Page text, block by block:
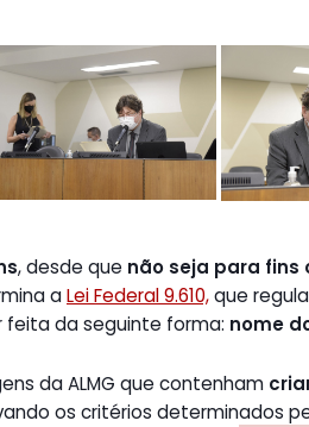
, desde que não seja para
aLei Federal 9.610,que
feita da seguinte forma: nome
da ALMG que contenham
os critérios determinados